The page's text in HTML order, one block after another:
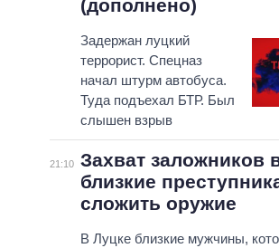
(дополнено)
Задержан луцкий
террорист. Спецназ
начал штурм автобуса.
Туда подъехал БТР. Был
слышен взрыв
21:10 Захват заложников
близкие
сложить оружие
В Луцке близкие мужчины,